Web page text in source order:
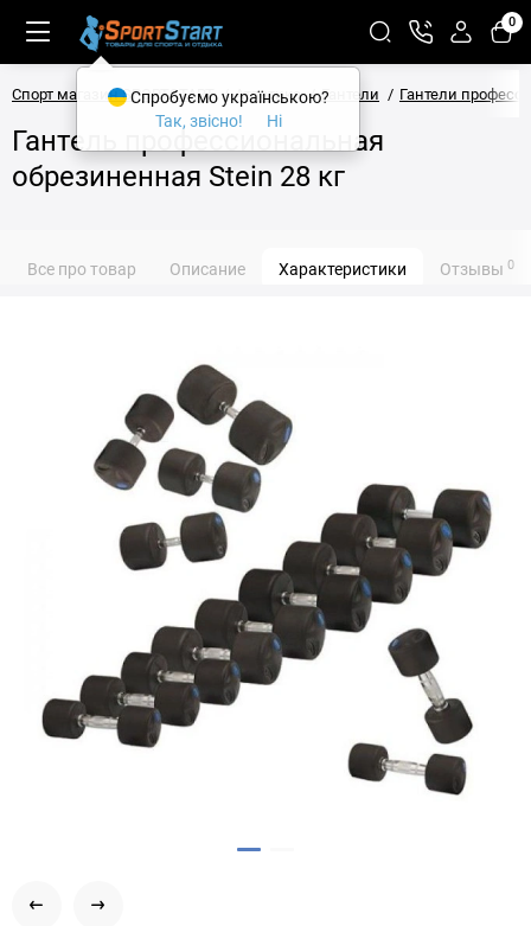
0
Спорт магазин SPORTSTART Атлетика Гантели Гантели
Гантель профессиональная
обрезиненная Stein 28 кг
Все про товар Описание Характеристики Отзывы 0
Спробуємо українською?
Так, звісно!
Ні